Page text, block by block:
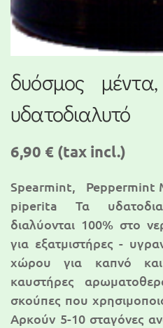
δυόσμος
υδατοδιαλυτό
6,90 € (tax incl.)
Spearmint, Peppermint
piperita Τα
διαλύονται 100% στο
για εξατμιστήρες -
χώρου για καπνό
καυστήρες
σκούπες που
Αρκούν 5-10 σταγόνες